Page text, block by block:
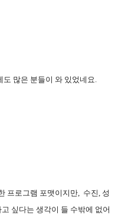
많은 분들이 와 있었네요.
프로그램 포맷이지만, 수진, 성
싶다는 생각이 들 수밖에 없어